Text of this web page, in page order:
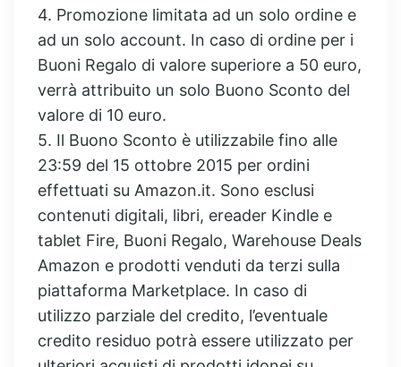
4. Promozione limitata ad un solo ordine e
ad un solo account. In caso di ordine per i
Buoni Regalo di valore superiore a 50 euro,
verrà attribuito un solo Buono Sconto del
valore di 10 euro.
5. Il Buono Sconto è utilizzabile fino alle
23:59 del 15 ottobre 2015 per ordini
effettuati su Amazon.it. Sono esclusi
contenuti digitali, libri, ereader Kindle e
tablet Fire, Buoni Regalo, Warehouse Deals
Amazon e prodotti venduti da terzi sulla
piattaforma Marketplace. In caso di
utilizzo parziale del credito, l’eventuale
credito residuo potrà essere utilizzato per